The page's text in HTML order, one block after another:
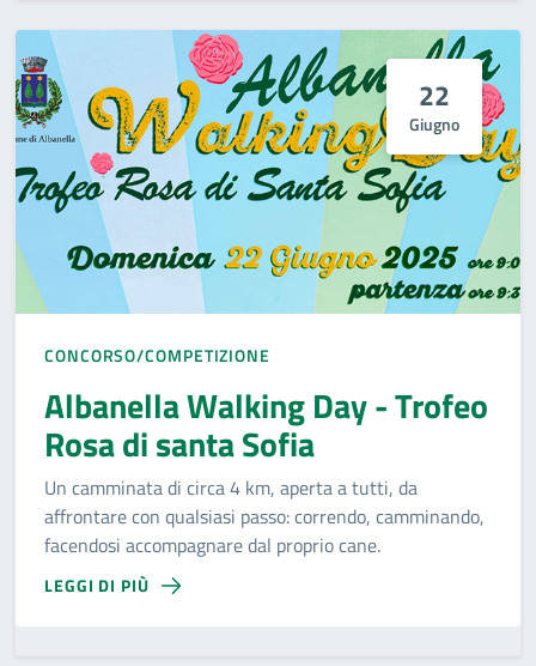
22
Giugno
CONCORSO/COMPETIZIONE
Albanella Walking Day - Trofeo
Rosa di santa Sofia
Un camminata di circa 4 km, aperta a tutti, da
affrontare con qualsiasi passo: correndo, camminando,
facendosi accompagnare dal proprio cane.
LEGGI DI PIÙ